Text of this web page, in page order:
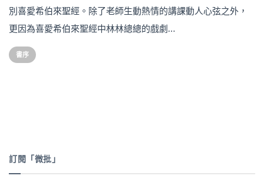
別喜愛希伯來聖經。除了老師生動熱情的講課動人心弦之外，
更因為喜愛希伯來聖經中林林總總的戲劇…
書序
訂閱「微批」